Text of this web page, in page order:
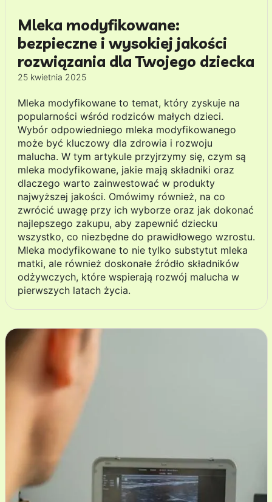
Mleka modyfikowane:
bezpieczne i wysokiej jakości
rozwiązania dla Twojego dziecka
25 kwietnia 2025
Mleka modyfikowane to temat, który zyskuje na
popularności wśród rodziców małych dzieci.
Wybór odpowiedniego mleka modyfikowanego
może być kluczowy dla zdrowia i rozwoju
malucha. W tym artykule przyjrzymy się, czym są
mleka modyfikowane, jakie mają składniki oraz
dlaczego warto zainwestować w produkty
najwyższej jakości. Omówimy również, na co
zwrócić uwagę przy ich wyborze oraz jak dokonać
najlepszego zakupu, aby zapewnić dziecku
wszystko, co niezbędne do prawidłowego wzrostu.
Mleka modyfikowane to nie tylko substytut mleka
matki, ale również doskonałe źródło składników
odżywczych, które wspierają rozwój malucha w
pierwszych latach życia.